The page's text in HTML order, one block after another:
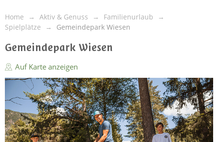
Home Aktiv & Genuss
Familienurlaub
Spielplätze
Gemeindepark Wiesen
Gemeindepark Wiesen
Auf Karte anzeigen